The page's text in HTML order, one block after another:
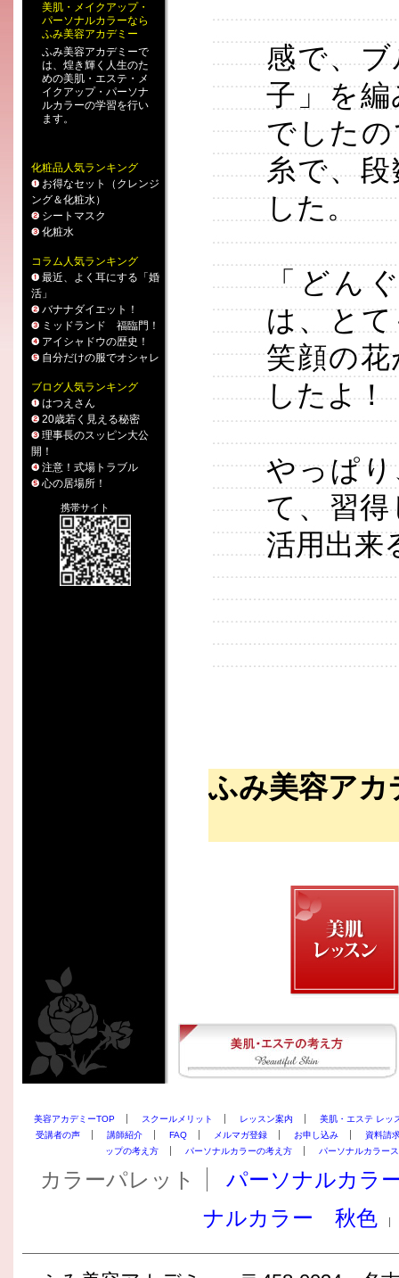
美肌 ・ メイクアップ・
パーソナルカラーなら
ふみ美容アカデミー
ふみ美容アカデミーで
は、煌き輝く人生のた
めの美肌・エステ ・ メ
イクアップ・ パーソナ
ルカラーの学習を行い
ます。
化粧品人気ランキング
お得なセット（クレンジ
ング＆化粧水）
シートマスク
化粧水
コラム人気ランキング
最近、よく耳にする「婚
活」
バナナダイエット！
ミッドランド 福臨門！
アイシャドウの歴史！
自分だけの服でオシャレ
ブログ人気ランキング
はつえさん
20歳若く見える秘密
理事長のスッピン大公
開！
注意！式場トラブル
心の居場所！
携帯サイト
感で、
子」を
でした
糸で、
した。
「どん
は、と
笑顔の
したよ！
やっぱ
て、習
活用出来
ふみ美容アカ
美容アカデミーTOP スクールメリット レッスン案内
美肌・エステ レッ
受講者の声
講師紹介 FAQ メルマガ登録 お申し込み
資料請
ップの考え方
パーソナルカラーの考え方 パーソナルカラー
カラーパレット
パーソナルカラ
ナルカラー 秋色